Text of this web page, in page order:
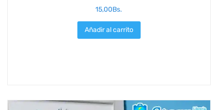
15,00Bs.
Añadir al carrito